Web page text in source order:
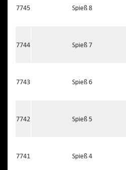
7745 Spieß 8
7744 Spieß 7
7743 Spieß 6
7742 Spieß 5
7741 Spieß 4